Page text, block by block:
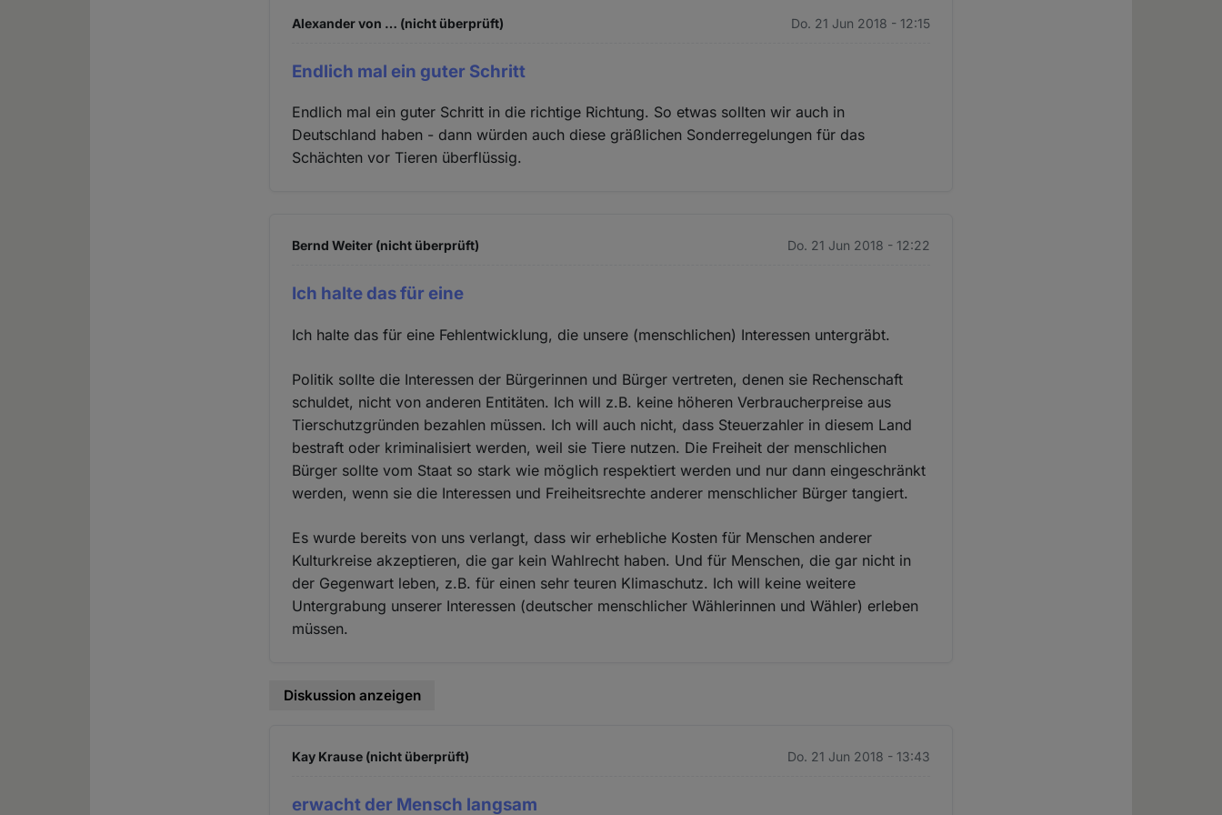
Alexander von … (nicht überprüft) Do. 21 Jun 2018 - 12:15
Endlich mal ein guter Schritt
Endlich mal ein guter Schritt in die richtige Richtung. So etwas sollten wir auch in
Deutschland haben - dann würden auch diese gräßlichen Sonderregelungen für das
Schächten vor Tieren überflüssig.
Bernd Weiter (nicht überprüft) Do. 21 Jun 2018 - 12:22
Ich halte das für eine
Ich halte das für eine Fehlentwicklung, die unsere (menschlichen) Interessen untergräbt.
Politik sollte die Interessen der Bürgerinnen und Bürger vertreten, denen sie Rechenschaft
schuldet, nicht von anderen Entitäten. Ich will z.B. keine höheren Verbraucherpreise aus
Tierschutzgründen bezahlen müssen. Ich will auch nicht, dass Steuerzahler in diesem Land
bestraft oder kriminalisiert werden, weil sie Tiere nutzen. Die Freiheit der menschlichen
Bürger sollte vom Staat so stark wie möglich respektiert werden und nur dann eingeschränkt
werden, wenn sie die Interessen und Freiheitsrechte anderer menschlicher Bürger tangiert.
Es wurde bereits von uns verlangt, dass wir erhebliche Kosten für Menschen anderer
Kulturkreise akzeptieren, die gar kein Wahlrecht haben. Und für Menschen, die gar nicht in
der Gegenwart leben, z.B. für einen sehr teuren Klimaschutz. Ich will keine weitere
Untergrabung unserer Interessen (deutscher menschlicher Wählerinnen und Wähler) erleben
müssen.
Diskussion anzeigen
Kay Krause (nicht überprüft) Do. 21 Jun 2018 - 13:43
erwacht der Mensch langsam